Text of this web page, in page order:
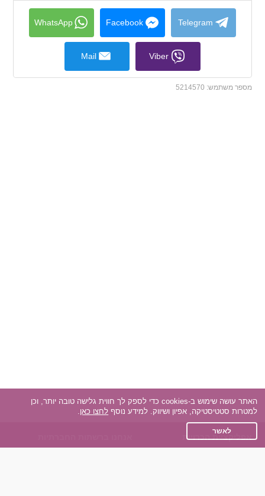
collapse
contents
Telegram
Facebook
WhatsApp
Viber
Mail
מספר משתמש: 5214570
אפליקציית הכרויות
האתר עושה שימוש ב-cookies כדי לספק לך חווית גלישה טובה יותר, וכן
למטרות סטטיסטיקה, אפיון ושיווק. למידע נוסף לחצו כאן.
לאשר